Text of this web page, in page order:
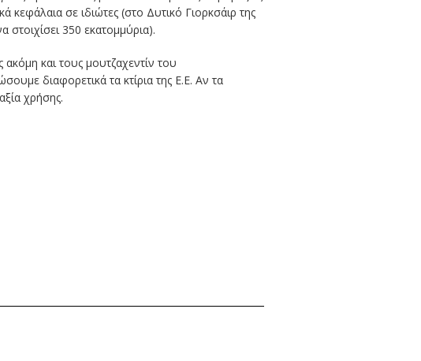
κεφάλαια σε ιδιώτες (στο Δυτικό Γιορκσάιρ της
350 εκατομμύρια).
και τους μουτζαχεντίν του
διαφορετικά τα κτίρια της Ε.Ε. Αν τα
χρήσης.